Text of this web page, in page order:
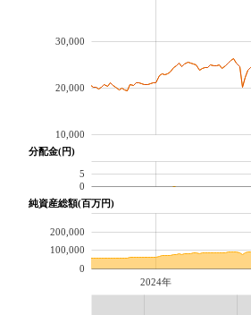
10,000
20,000
30,000
分配金(円)
0
5
純資産総額(百万円)
2024年
0
100,000
200,000